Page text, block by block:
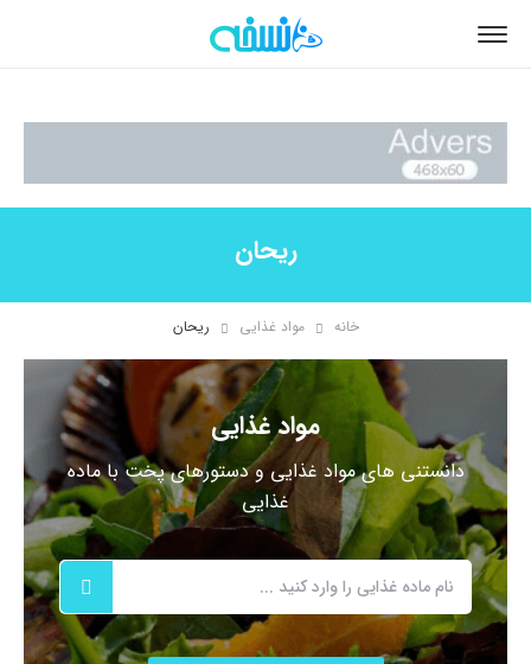
ریحان
خانه مواد غذایی ریحان
مواد غذایی
دانستنی های مواد غذایی و دستورهای پخت با ماده
غذایی